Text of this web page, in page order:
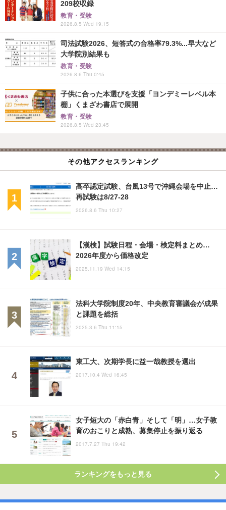
209校収録
教育・受験
2026.8.5 Wed 19:15
司法試験2026、短答式の合格率79.3%...早大など
大学院別結果も
教育・受験
2026.8.6 Thu 0:45
子供に合った本選びを支援「ヨンデミーレベル本
棚」くまざわ書店で展開
教育・受験
2026.8.5 Wed 23:45
その他アクセスランキング
高卒認定試験、台風13号で沖縄会場を中止…
再試験は8/27-28
2026.8.6 Thu 10:27
【漢検】試験日程・会場・検定料まとめ…
2026年度から価格改定
2025.11.19 Wed 14:15
法科大学院制度20年、中央教育審議会が成果
と課題を総括
2025.3.6 Thu 11:15
東工大、次期学長に益一哉教授を選出
2017.10.4 Wed 16:45
女子短大の「赤白青」そして「明」…女子教
育のおこりと成熟、募集停止を振り返る
2017.7.27 Thu 19:42
ランキングをもっと見る